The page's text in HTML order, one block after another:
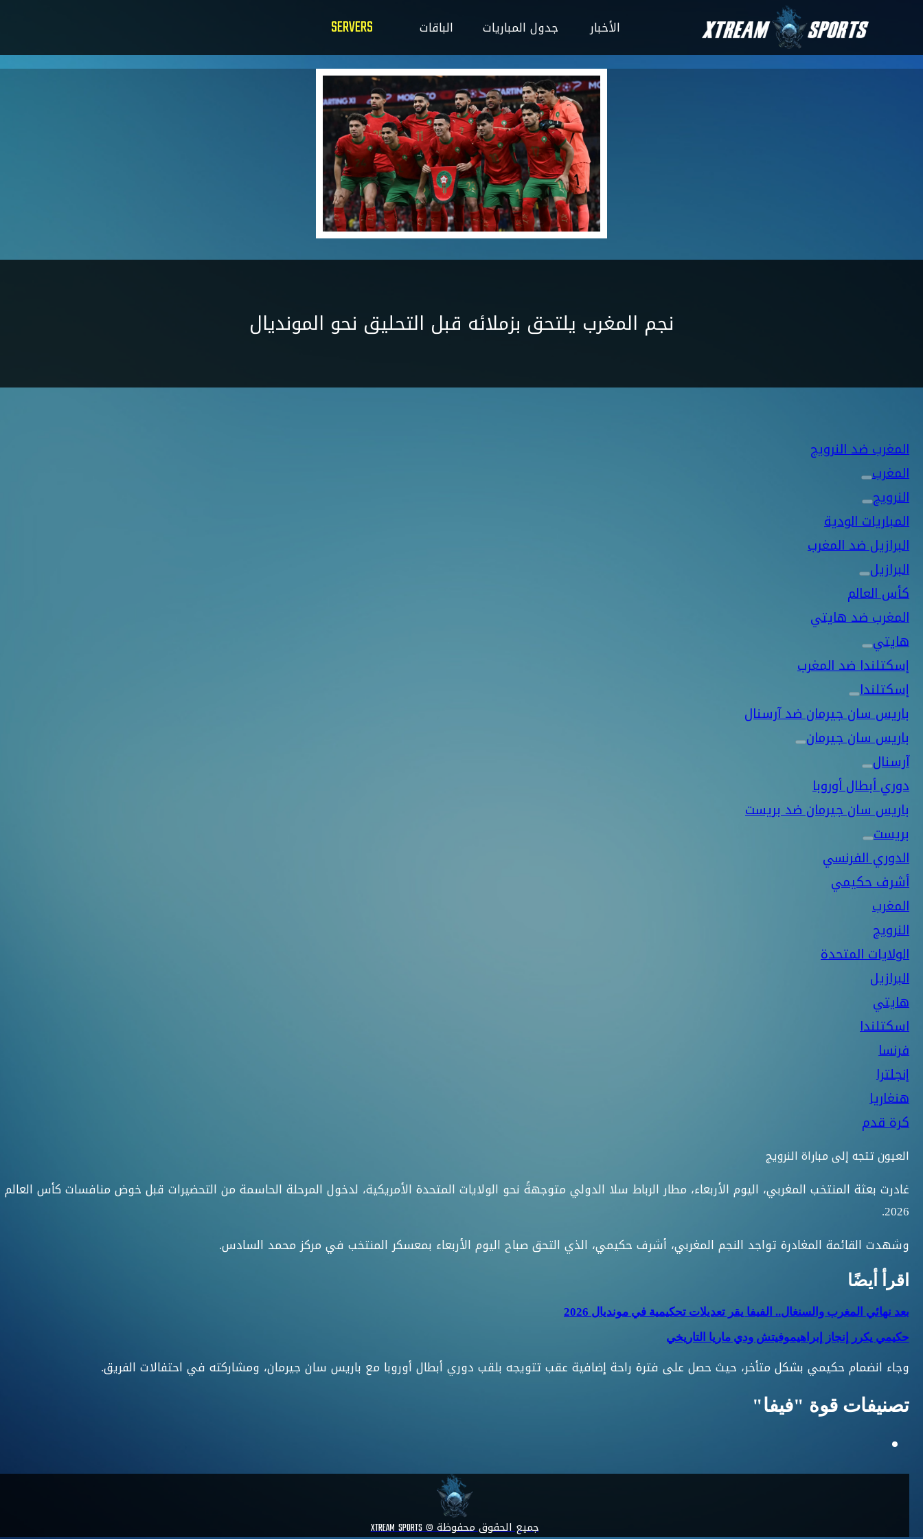
الأخبار جدول المباريات الباقات SERVERS
نجم المغرب يلتحق بزملائه قبل التحليق نحو المونديال
المغرب ضد النرويج
المغرب
النرويج
المباريات الودية
البرازيل ضد المغرب
البرازيل
كأس العالم
المغرب ضد هايتي
هايتي
إسكتلندا ضد المغرب
إسكتلندا
باريس سان جيرمان ضد آرسنال
باريس سان جيرمان
آرسنال
دوري أبطال أوروبا
باريس سان جيرمان ضد بريست
بريست
الدوري الفرنسي
أشرف حكيمي
المغرب
النرويج
الولايات المتحدة
البرازيل
هايتي
اسكتلندا
فرنسا
إنجلترا
هنغاريا
كرة قدم
العيون تتجه إلى مباراة النرويج
غادرت بعثة المنتخب المغربي، اليوم الأربعاء، مطار الرباط سلا الدولي متوجهةً نحو الولايات المتحدة الأمريكية، لدخول المرحلة الحاسمة من التحضيرات قبل خوض منافسات كأس العالم
2026.
وشهدت القائمة المغادرة تواجد النجم المغربي، أشرف حكيمي، الذي التحق صباح اليوم الأربعاء بمعسكر المنتخب في مركز محمد السادس.
اقرأ أيضًا
بعد نهائي المغرب والسنغال.. الفيفا يقر تعديلات تحكيمية في مونديال 2026
حكيمي يكرر إنجاز إبراهيموفيتش ودي ماريا التاريخي
وجاء انضمام حكيمي بشكل متأخر، حيث حصل على فترة راحة إضافية عقب تتويجه بلقب دوري أبطال أوروبا مع باريس سان جيرمان، ومشاركته في احتفالات الفريق.
تصنيفات قوة "فيفا"